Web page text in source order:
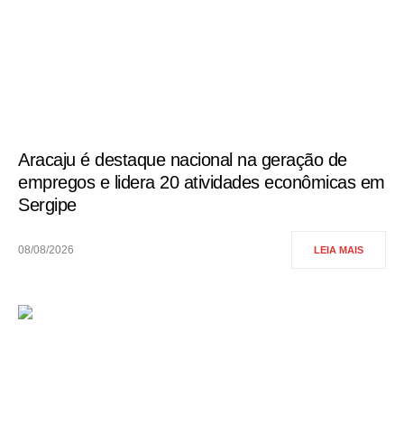
Aracaju é destaque nacional na geração de
empregos e lidera 20 atividades econômicas em
Sergipe
08/08/2026 LEIA MAIS